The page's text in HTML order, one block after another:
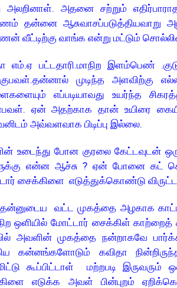
அலறினாள். அதனை சற்றும்
தன்னை
வீட்டிற்கு வாங்க என்று மட்டும்
எம்.ஏ பட்டதாரி.மாநிற இளம்பெண்
முடிந்த அளவிற்கு
எப்படியாவது உயர்ந்த
ஏன் அதற்காக தான் உயிரை
அவ்வளவாக பிடிப்பு இல்லை.
உடைந்து போன குரலை கேட்டவுடன் ஒரு
என்ன ஆச்சு ? ஏன் போனை கட்
சைக்கிளை எடுத்துக்கொண்டு
தன்னுடைய வட்ட முகத்தை அழகாக
ஒளியில் மோட்டார் சைக்கிள்
அவளின் முகத்தை நன்றாகவே
கன்னங்களோடும் கவிதா
கூப்பிட்டாள் மற்றபடி
எடுக்க அவள் பின்புறம்